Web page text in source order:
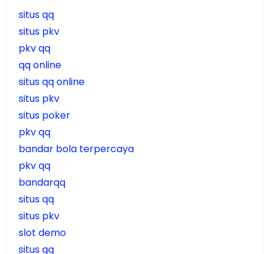
situs qq
situs pkv
pkv qq
qq online
situs qq online
situs pkv
situs poker
pkv qq
bandar bola terpercaya
pkv qq
bandarqq
situs qq
situs pkv
slot demo
situs qq